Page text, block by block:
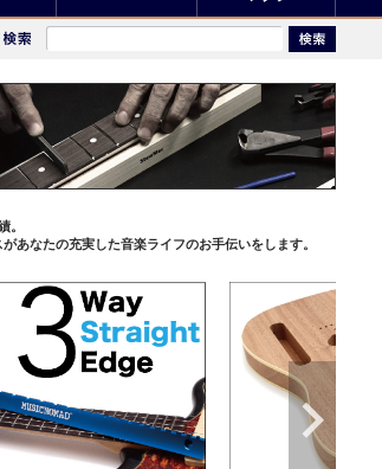
。
あなたの充実した音楽ライフのお手伝いをします。